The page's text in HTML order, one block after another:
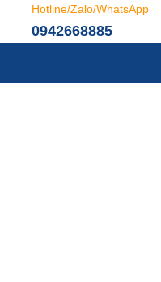
Hotline/Zalo/WhatsApp
0942668885